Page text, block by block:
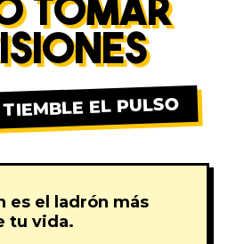
TOMAR
EL PULSO
es el ladrón más
tu vida.